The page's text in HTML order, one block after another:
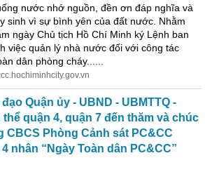
nước nhớ nguồn, đền ơn đáp nghĩa và
sinh vì sự bình yên của đất nước. Nhằm
ngày Chủ tịch Hồ Chí Minh ký Lệnh ban
việc quản lý nhà nước đối với công tác
dân phòng cháy......
đạo Quận ủy - UBND - UBMTTQ -
quận 4, quận 7 đến thăm và chúc
CBCS Phòng Cảnh sát PC&CC
nhân “Ngày Toàn dân PC&CC”